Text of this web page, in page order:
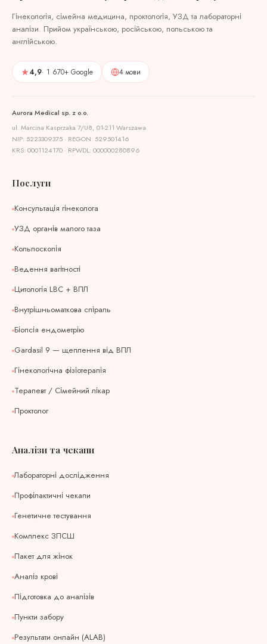
Гінекологія, сімейна медицина, проктологія, УЗД та лабораторні
аналізи. Прийом українською, російською, польською та
англійською.
4,9· 1 670+ Google 4 мови
Aurora Medical sp. z o.o.
ul. Marcina Kasprzaka 7/U8, 01-211 Warszawa
NIP: 5223309375 · REGON: 529501416
KRS: 0001124170 · RPWDL: 000000280896
Послуги
Консультація гінеколога
УЗД органів малого таза
Кольпоскопія
Ведення вагітності
Цитологія LBC + ВПЛ
Внутрішньоматкова спіраль
Біопсія ендометрію
Gardasil 9 — щеплення від ВПЛ
Гінекологічна фізіотерапія
Терапевт / Сімейний лікар
Проктолог
Аналізи та чекапи
Лабораторні дослідження
Профілактичні чекапи
Генетичне тестування
Комплекс ЗПСШ
Пакет для жінок
Аналіз крові
Підготовка до аналізів
Пункти забору
Результати онлайн (ALAB)